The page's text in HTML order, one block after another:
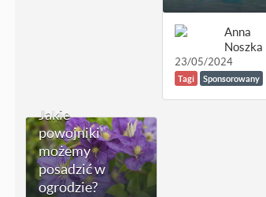
Anna
Noszka
23/05/2024
Tagi Sponsorowany
Jakie
powojniki
możemy
posadzić w
ogrodzie?